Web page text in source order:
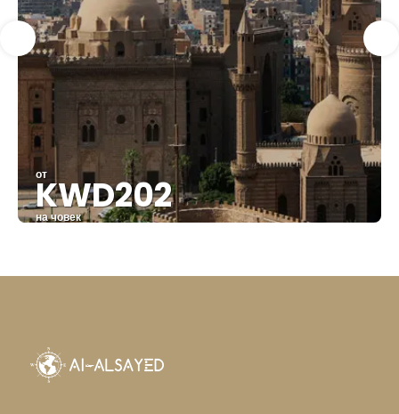
от
KWD202
на човек